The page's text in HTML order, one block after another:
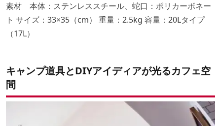
素材 本体：ステンレススチール、蛇口：ポリカーボネー
ト サイズ：33×35（cm） 重量：2.5kg 容量：20Lタイプ
（17L）
キャンプ道具とDIYアイディアが光るカフェ空
間